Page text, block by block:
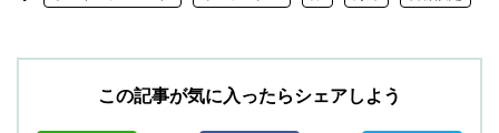
この記事が気に入ったらシェアしよう